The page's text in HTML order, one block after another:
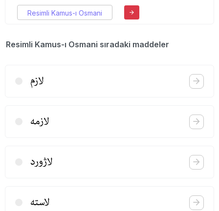
Resimli Kamus-ı Osmani
Resimli Kamus-ı Osmani sıradaki maddeler
لازم
لازمه
لاژورد
لاسته